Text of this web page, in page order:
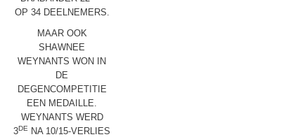
OP 34 DEELNEMERS.
MAAR OOK
SHAWNEE
WEYNANTS WON IN
DE
DEGENCOMPETITIE
EEN MEDAILLE.
WEYNANTS WERD
3DE
NA 10/15-VERLIES